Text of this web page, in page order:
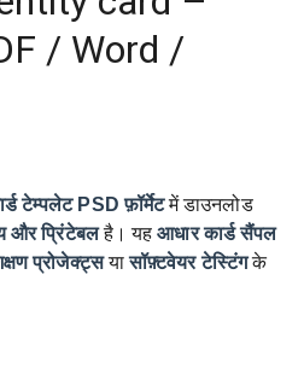
/ Word /
टेम्पलेट PSD फ़ॉर्मेटमें डाउनलोड
और प्रिंटेबलहै। यहआधार कार्ड सैंपल
प्रोजेक्ट्सयासॉफ़्टवेयर टेस्टिंगके